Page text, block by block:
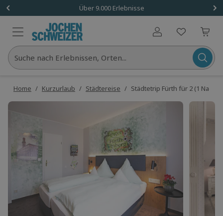
Über 9.000 Erlebnisse
Benutzerkonto
Suche nach Erlebnissen, Orten...
Home / Kurzurlaub / Städtereise / Städtetrip Fürth für 2 (1 Nacht)